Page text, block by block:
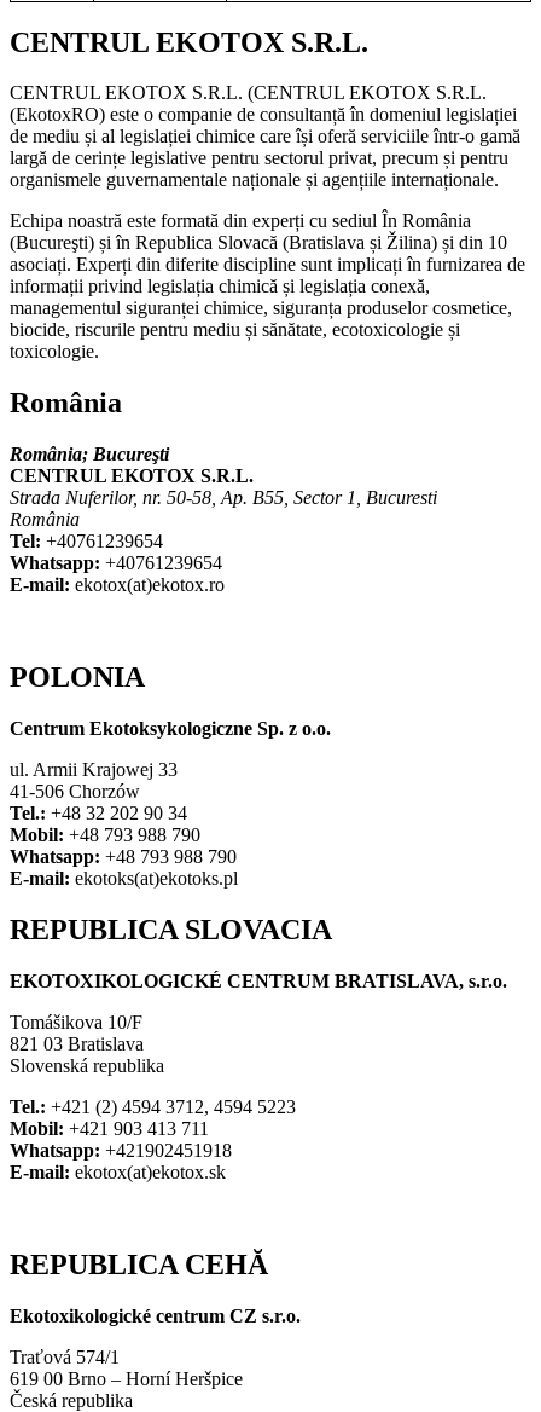
CENTRUL EKOTOX S.R.L.
CENTRUL EKOTOX S.R.L. (CENTRUL EKOTOX S.R.L.
(EkotoxRO) este o companie de consultanță în domeniul legislației
de mediu și al legislației chimice care își oferă serviciile într-o gamă
largă de cerințe legislative pentru sectorul privat, precum și pentru
organismele guvernamentale naționale și agențiile internaționale.
Echipa noastră este formată din experți cu sediul În România
(Bucureşti) și în Republica Slovacă (Bratislava și Žilina) și din 10
asociați. Experți din diferite discipline sunt implicați în furnizarea de
informații privind legislația chimică și legislația conexă,
managementul siguranței chimice, siguranța produselor cosmetice,
biocide, riscurile pentru mediu și sănătate, ecotoxicologie și
toxicologie.
România
România; Bucureşti
CENTRUL EKOTOX S.R.L.
Strada Nuferilor, nr. 50-58, Ap. B55, Sector 1, Bucuresti
România
Tel: +40761239654
Whatsapp: +40761239654
E-mail: ekotox(at)ekotox.ro
POLONIA
Centrum Ekotoksykologiczne Sp. z o.o.
ul. Armii Krajowej 33
41-506 Chorzów
Tel.: +48 32 202 90 34
Mobil: +48 793 988 790
Whatsapp: +48 793 988 790
E-mail: ekotoks(at)ekotoks.pl
REPUBLICA SLOVACIA
EKOTOXIKOLOGICKÉ CENTRUM BRATISLAVA, s.r.o.
Tomášikova 10/F
821 03 Bratislava
Slovenská republika
Tel.: +421 (2) 4594 3712, 4594 5223
Mobil: +421 903 413 711
Whatsapp: +421902451918
E-mail: ekotox(at)ekotox.sk
REPUBLICA CEHĂ
Ekotoxikologické centrum CZ s.r.o.
Traťová 574/1
619 00 Brno – Horní Heršpice
Česká republika